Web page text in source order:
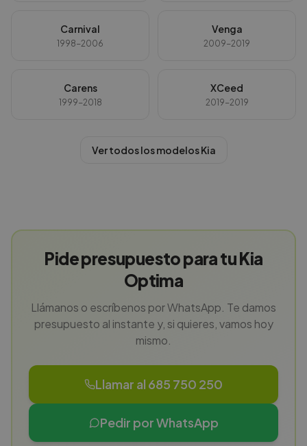
Carnival
1998-2006
Venga
2009-2019
Carens
1999-2018
XCeed
2019-2019
Ver todos los modelosKia
Pide presupuesto para tu Kia
Optima
Llámanos o escríbenos por WhatsApp. Te damos
presupuesto al instante y, si quieres, vamos hoy
mismo.
Llamar al 685 750 250
Pedir por WhatsApp